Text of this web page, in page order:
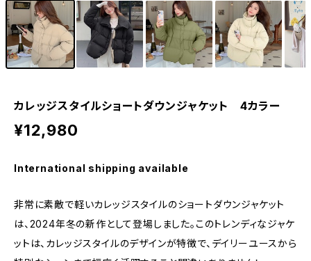
カレッジスタイルショートダウンジャケット 4カラー
¥12,980
International shipping available
非常に素敵で軽いカレッジスタイルのショートダウンジャケット
は、2024年冬の新作として登場しました。このトレンディなジャケ
ットは、カレッジスタイルのデザインが特徴で、デイリーユースから